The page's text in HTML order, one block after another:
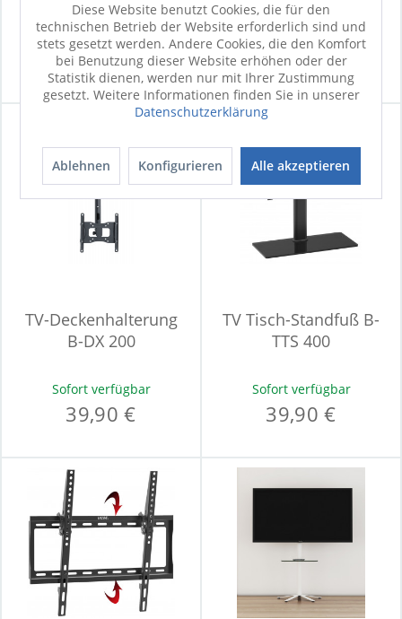
Sofort verfügbar
289,00 €
Sofort verfügbar
67,90 €
TV-Deckenhalterung
B-DX 200
Sofort verfügbar
39,90 €
TV Tisch-Standfuß B-
TTS 400
Sofort verfügbar
39,90 €
Diese Website benutzt Cookies, die für den
technischen Betrieb der Website erforderlich sind und
stets gesetzt werden. Andere Cookies, die den Komfort
bei Benutzung dieser Website erhöhen oder der
Statistik dienen, werden nur mit Ihrer Zustimmung
gesetzt. Weitere Informationen finden Sie in unserer
Datenschutzerklärung
Ablehnen Konfigurieren Alle akzeptieren